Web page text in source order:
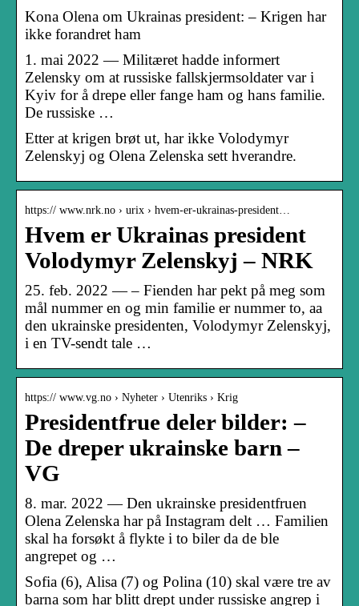
Kona Olena om Ukrainas president: – Krigen har
ikke forandret ham
1. mai 2022 — Militæret hadde informert
Zelensky om at russiske fallskjermsoldater var i
Kyiv for å drepe eller fange ham og hans familie.
De russiske …
Etter at krigen brøt ut, har ikke Volodymyr
Zelenskyj og Olena Zelenska sett hverandre.
https:// www.nrk.no › urix › hvem-er-ukrainas-president…
Hvem er Ukrainas president
Volodymyr Zelenskyj – NRK
25. feb. 2022 — – Fienden har pekt på meg som
mål nummer en og min familie er nummer to, aa
den ukrainske presidenten, Volodymyr Zelenskyj,
i en TV-sendt tale …
https:// www.vg.no › Nyheter › Utenriks › Krig
Presidentfrue deler bilder: –
De dreper ukrainske barn –
VG
8. mar. 2022 — Den ukrainske presidentfruen
Olena Zelenska har på Instagram delt … Familien
skal ha forsøkt å flykte i to biler da de ble
angrepet og …
Sofia (6), Alisa (7) og Polina (10) skal være tre av
barna som har blitt drept under russiske angrep i